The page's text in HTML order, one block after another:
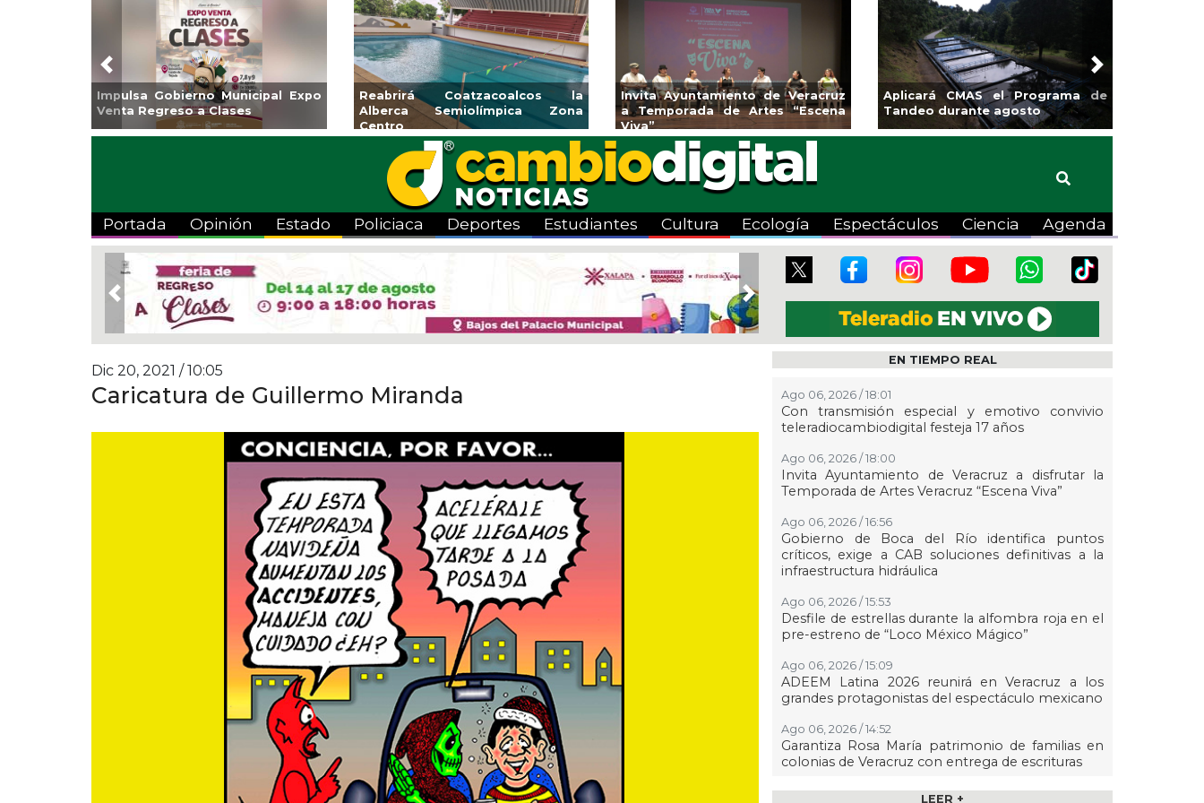
Impulsa Gobierno Municipal Expo
Venta Regreso a Clases
Reabrirá Coatzacoalcos la
Alberca Semiolímpica Zona
Centro
Invita Ayuntamiento de Veracruz
a Temporada de Artes “Escena
Viva”
Aplicará CMAS el Programa de
Tandeo durante agosto
Previous Next
Portada Opinión Estado Policiaca Deportes Estudiantes Cultura Ecología Espectáculos Ciencia Agenda
Previous Next
Dic 20, 2021 / 10:05
Caricatura de Guillermo Miranda
EN TIEMPO REAL
Ago 06, 2026 / 18:01
Con transmisión especial y emotivo convivio
teleradiocambiodigital festeja 17 años
Ago 06, 2026 / 18:00
Invita Ayuntamiento de Veracruz a disfrutar la
Temporada de Artes Veracruz “Escena Viva”
Ago 06, 2026 / 16:56
Gobierno de Boca del Río identifica puntos
críticos, exige a CAB soluciones definitivas a la
infraestructura hidráulica
Ago 06, 2026 / 15:53
Desfile de estrellas durante la alfombra roja en el
pre-estreno de “Loco México Mágico”
Ago 06, 2026 / 15:09
ADEEM Latina 2026 reunirá en Veracruz a los
grandes protagonistas del espectáculo mexicano
Ago 06, 2026 / 14:52
Garantiza Rosa María patrimonio de familias en
colonias de Veracruz con entrega de escrituras
Ago 06, 2026 / 14:45 LEER +